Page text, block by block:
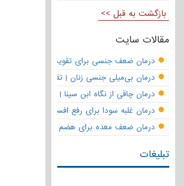
بازگشت به قبل >>
مقالات سایت
درمان ضعف جنسی برای تقویت قوای مردانه |
درمان بی‌میلی جنسی زنان | تقویت قوای
درمان چاقی از نگاه ابن سینا | نسخه حکما
درمان غلبه سودا برای رفع افسردگی
درمان ضعف معده برای هضم قوی
تبلیغات